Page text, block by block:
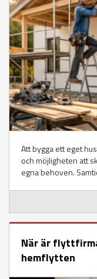
Att bygga ett eget
och möjligheten att
egna behoven.
När är
hemflytten